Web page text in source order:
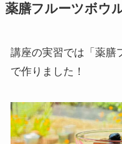
薬膳フルーツボウ
講座の実習では「薬膳
で作りました！